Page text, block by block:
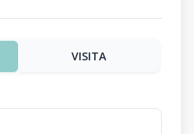
VISITA